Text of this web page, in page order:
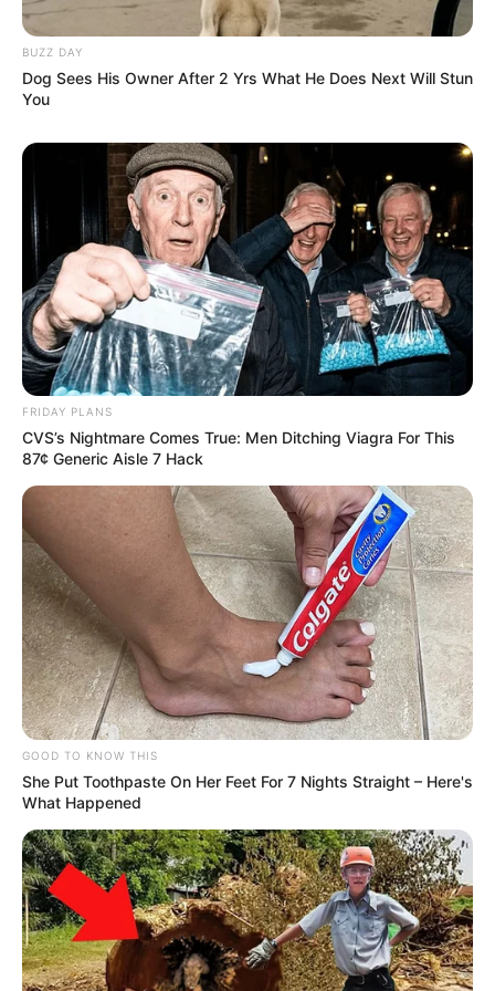
📲Faça parte do canal do JASB no WhatsApp.
As informações são do JD1 e MPMS.
Edição Geral: JASB.
Publicação
JASB - Jornal dos Agentes de Saúde do Brasil - www.jasb.com.br.
-3
VEJA TAMBÉM
Cidades que já pagam o Incentivo
Novo financiamento da Atenção Primária à Saúde.
+Vencimentos de R$ 9.180: Agentes conquistam...
PL que obriga Prefeitos a pagar o Incentivo Financeiro...
+Mais Saúde com Agente: CONACS emite informações...
****************************************************
pago no seu município? Responda a pesquisa.
BUZZ DAY
Dog Sees His Owner After 2 Yrs What He Does Next Will Stun
You
FRIDAY PLANS
CVS’s Nightmare Comes True: Men Ditching Viagra For This
87¢ Generic Aisle 7 Hack
GOOD TO KNOW THIS
She Put Toothpaste On Her Feet For 7 Nights Straight – Here's
What Happened